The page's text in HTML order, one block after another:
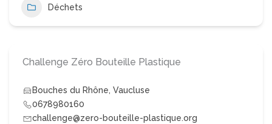
Déchets
Challenge Zéro Bouteille Plastique
Bouches du Rhône, Vaucluse
0678980160
challenge@zero-bouteille-plastique.org